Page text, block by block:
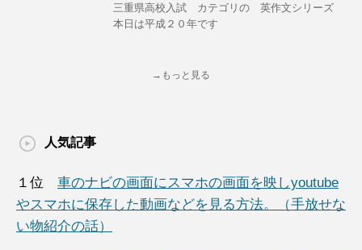
三重県高校入試 カテゴリの 英作文シリーズ
本日は平成２０年です
→もっと見る
人気記事
１位 車のナビの画面にスマホの画面を映しyoutube
やスマホに保存した動画などを見る方法。（手放せな
い物紹介の話）